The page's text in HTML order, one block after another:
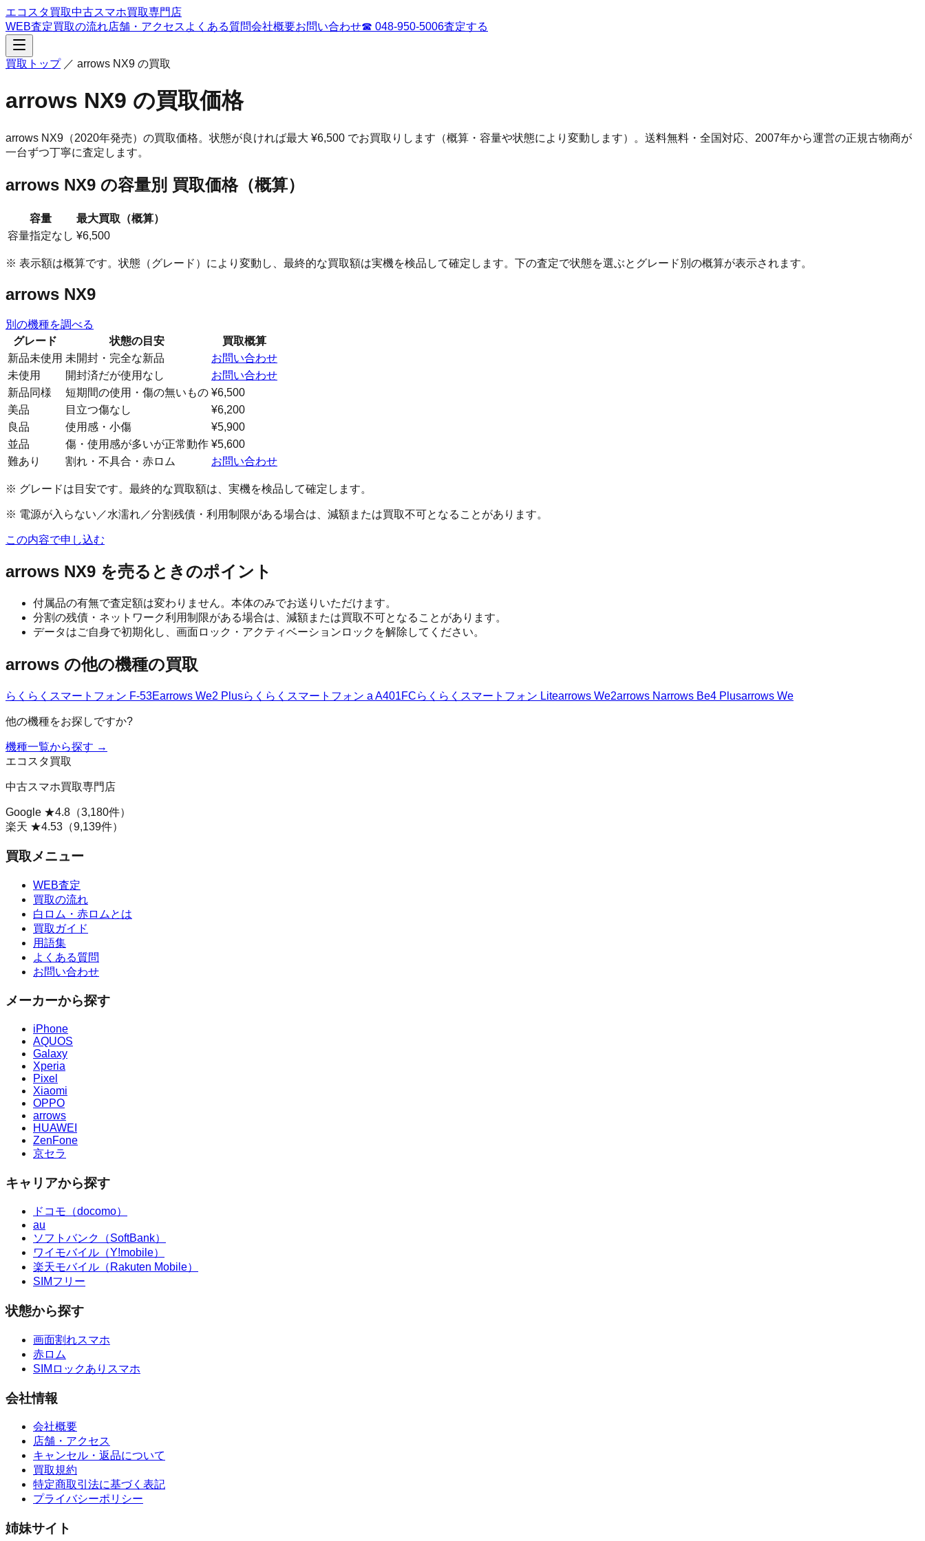
エコスタ買取中古スマホ買取専門店
WEB査定買取の流れ店舗・アクセス よくある質問会社概要お問い合わせ☎ 048-950-5006査定する
買取トップ／ arrows NX9 の買取
arrows NX9 の買取価格
arrows NX9 （2020年発売） の買取価格。 状態が良ければ最大 ¥6,500 でお買取りします（概算・容量や状態により変動します）。 送料無料・全国対応、 2007年から運営の正規古物商が
一台ずつ丁寧に査定します。
arrows NX9 の容量別 買取価格（概算）
容量
最大買取（概算）
容量指定なし ¥6,500
※ 表示額は概算です。状態（グレード）により変動し、最終的な買取額は実機を検品して確定します。下の査定で状態を選ぶとグレード別の概算が表示されます。
arrows NX9
別の機種を調べる
グレード
状態の目安
買取概算
新品未使用 未開封・完全な新品
お問い合わせ
未使用
開封済だが使用なし
お問い合わせ
新品同様
短期間の使用・傷の無いもの ¥6,500
美品
目立つ傷なし
¥6,200
良品
使用感・小傷
¥5,900
並品
傷・使用感が多いが正常動作 ¥5,600
難あり
割れ・不具合・赤ロム お問い合わせ
※ グレードは目安です。最終的な買取額は、実機を検品して確定します。
※ 電源が入らない／水濡れ／分割残債・利用制限がある場合は、減額または買取不可となることがあります。
この内容で申し込む
arrows NX9 を売るときのポイント
付属品の有無で査定額は変わりません。本体のみでお送りいただけます。
分割の残債・ネットワーク利用制限がある場合は、減額または買取不可となることがあります。
データはご自身で初期化し、画面ロック・アクティベーションロックを解除してください。
arrows の他の機種の買取
らくらくスマートフォン F-53Earrows We2 Plusらくらくスマートフォン a A401FCらくらくスマートフォン Litearrows We2arrows Narrows Be4 Plusarrows We
他の機種をお探しですか?
機種一覧から探す →
エコスタ買取
中古スマホ買取専門店
Google ★4.8 （3,180件）
楽天 ★4.53 （9,139件）
買取メニュー
WEB査定
買取の流れ
白ロム・赤ロムとは
買取ガイド
用語集
よくある質問
お問い合わせ
メーカーから探す
iPhone
AQUOS
Galaxy
Xperia
Pixel
Xiaomi
OPPO
arrows
HUAWEI
ZenFone
京セラ
キャリアから探す
ドコモ（docomo）
au
ソフトバンク（SoftBank）
ワイモバイル（Y!mobile）
楽天モバイル（Rakuten Mobile）
SIMフリー
状態から探す
画面割れスマホ
赤ロム
SIMロックありスマホ
会社情報
会社概要
店舗・アクセス
キャンセル・返品について
買取規約
特定商取引法に基づく表記
プライバシーポリシー
姉妹サイト